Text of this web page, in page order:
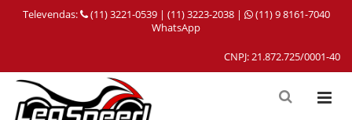
Televendas: (11) 3221-0539 | (11) 3223-2038 |
(11) 9 8161-7040
WhatsApp
CNPJ: 21.872.725/0001-40